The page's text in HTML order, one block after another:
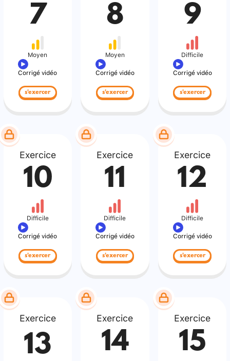
7
Moyen
Corrigé vidéo
s'exercer
8
Moyen
Corrigé vidéo
s'exercer
9
Difficile
Corrigé vidéo
s'exercer
Exercice
10
Difficile
Corrigé vidéo
s'exercer
Exercice
11
Difficile
Corrigé vidéo
s'exercer
Exercice
12
Difficile
Corrigé vidéo
s'exercer
Exercice
13
Exercice
14
Exercice
15